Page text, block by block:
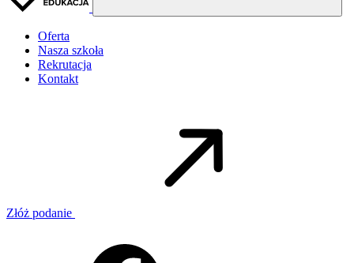
Oferta
Nasza szkoła
Rekrutacja
Kontakt
Złóż podanie